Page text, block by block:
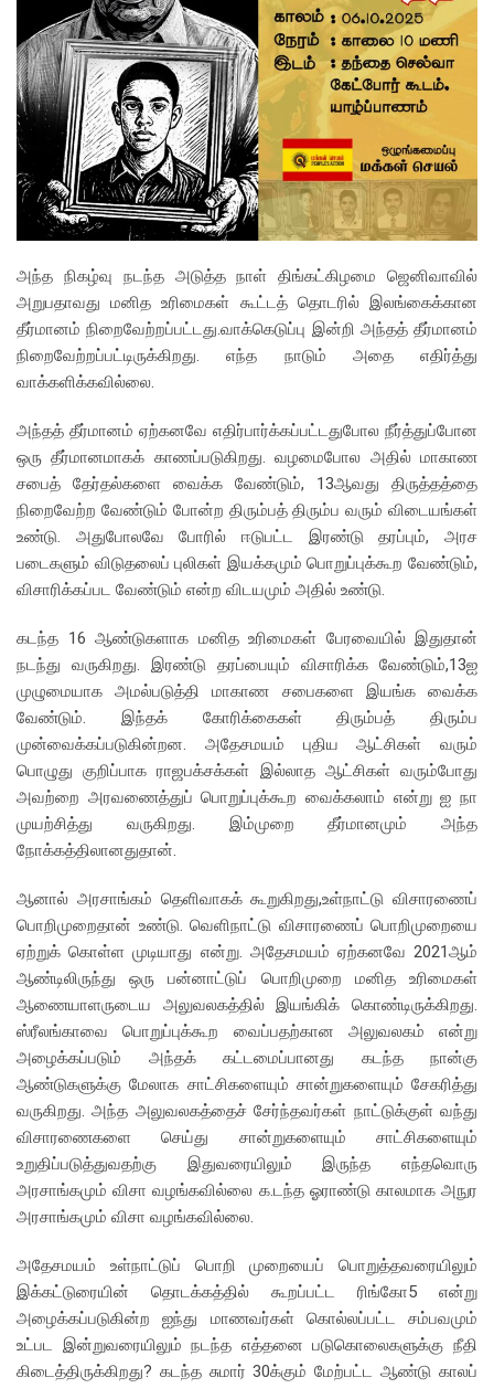
அந்த நிகழ்வு நடந்த அடுத்த நாள் திங்கட்கிழமை ஜெனிவாவில்
அறுபதாவது மனித உரிமைகள் கூட்டத் தொடரில் இலங்கைக்கான
தீர்மானம் நிறைவேற்றப்பட்டது.வாக்கெடுப்பு இன்றி அந்தத் தீர்மானம்
நிறைவேற்றப்பட்டிருக்கிறது. எந்த நாடும் அதை எதிர்த்து
வாக்களிக்கவில்லை.
அந்தத் தீர்மானம் ஏற்கனவே எதிர்பார்க்கப்பட்டதுபோல நீர்த்துப்போன
ஒரு தீர்மானமாகக் காணப்படுகிறது. வழமைபோல அதில் மாகாண
சபைத் தேர்தல்களை வைக்க வேண்டும், 13ஆவது திருத்தத்தை
நிறைவேற்ற வேண்டும் போன்ற திரும்பத் திரும்ப வரும் விடையங்கள்
உண்டு. அதுபோலவே போரில் ஈடுபட்ட இரண்டு தரப்பும், அரச
படைகளும் விடுதலைப் புலிகள் இயக்கமும் பொறுப்புக்கூற வேண்டும்,
விசாரிக்கப்பட வேண்டும் என்ற விடயமும் அதில் உண்டு.
கடந்த 16 ஆண்டுகளாக மனித உரிமைகள் பேரவையில் இதுதான்
நடந்து வருகிறது. இரண்டு தரப்பையும் விசாரிக்க வேண்டும்,13ஐ
முழுமையாக அமல்படுத்தி மாகாண சபைகளை இயங்க வைக்க
வேண்டும். இந்தக் கோரிக்கைகள் திரும்பத் திரும்ப
முன்வைக்கப்படுகின்றன. அதேசமயம் புதிய ஆட்சிகள் வரும்
பொழுது குறிப்பாக ராஜபக்சக்கள் இல்லாத ஆட்சிகள் வரும்போது
அவற்றை அரவணைத்துப் பொறுப்புக்கூற வைக்கலாம் என்று ஐ நா
முயற்சித்து வருகிறது. இம்முறை தீர்மானமும் அந்த
நோக்கத்திலானதுதான்.
ஆனால் அரசாங்கம் தெளிவாகக் கூறுகிறது,உள்நாட்டு விசாரணைப்
பொறிமுறைதான் உண்டு. வெளிநாட்டு விசாரணைப் பொறிமுறையை
ஏற்றுக் கொள்ள முடியாது என்று. அதேசமயம் ஏற்கனவே 2021ஆம்
ஆண்டிலிருந்து ஒரு பன்னாட்டுப் பொறிமுறை மனித உரிமைகள்
ஆணையாளருடைய அலுவலகத்தில் இயங்கிக் கொண்டிருக்கிறது.
ஸ்ரீலங்காவை பொறுப்புக்கூற வைப்பதற்கான அலுவலகம் என்று
அழைக்கப்படும் அந்தக் கட்டமைப்பானது கடந்த நான்கு
ஆண்டுகளுக்கு மேலாக சாட்சிகளையும் சான்றுகளையும் சேகரித்து
வருகிறது. அந்த அலுவலகத்தைச் சேர்ந்தவர்கள் நாட்டுக்குள் வந்து
விசாரணைகளை செய்து சான்றுகளையும் சாட்சிகளையும்
உறுதிப்படுத்துவதற்கு இதுவரையிலும் இருந்த எந்தவொரு
அரசாங்கமும் விசா வழங்கவில்லை க.டந்த ஓராண்டு காலமாக அநுர
அரசாங்கமும் விசா வழங்கவில்லை.
அதேசமயம் உள்நாட்டுப் பொறி முறையைப் பொறுத்தவரையிலும்
இக்கட்டுரையின் தொடக்கத்தில் கூறப்பட்ட ரிங்கோ5 என்று
அழைக்கப்படுகின்ற ஐந்து மாணவர்கள் கொல்லப்பட்ட சம்பவமும்
உட்பட இன்றுவரையிலும் நடந்த எத்தனை படுகொலைகளுக்கு நீதி
கிடைத்திருக்கிறது? கடந்த சுமார் 30க்கும் மேற்பட்ட ஆண்டு காலப்